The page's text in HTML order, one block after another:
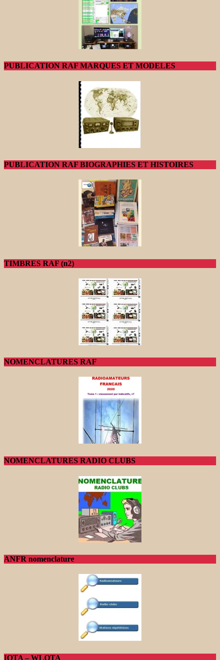
PUBLICATION RAF MARQUES ET MODELES
PUBLICATION RAF BIOGRAPHIES ET HISTOIRES
TIMBRES RAF (n2)
NOMENCLATURES RAF
NOMENCLATURES RADIO CLUBS
ANFR nomenclature
IOTA – WLOTA